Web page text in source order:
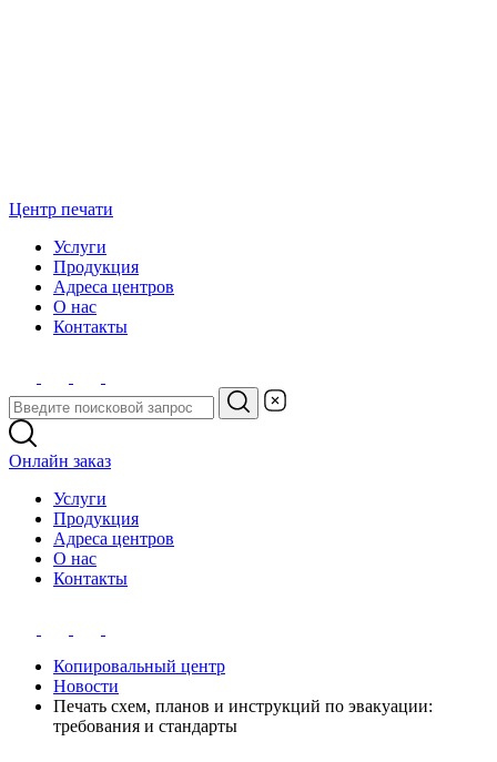
Центр печати
Услуги
Продукция
Адреса центров
О нас
Контакты
Онлайн заказ
Услуги
Продукция
Адреса центров
О нас
Контакты
Копировальный центр
Новости
Печать схем, планов и инструкций по эвакуации:
требования и стандарты